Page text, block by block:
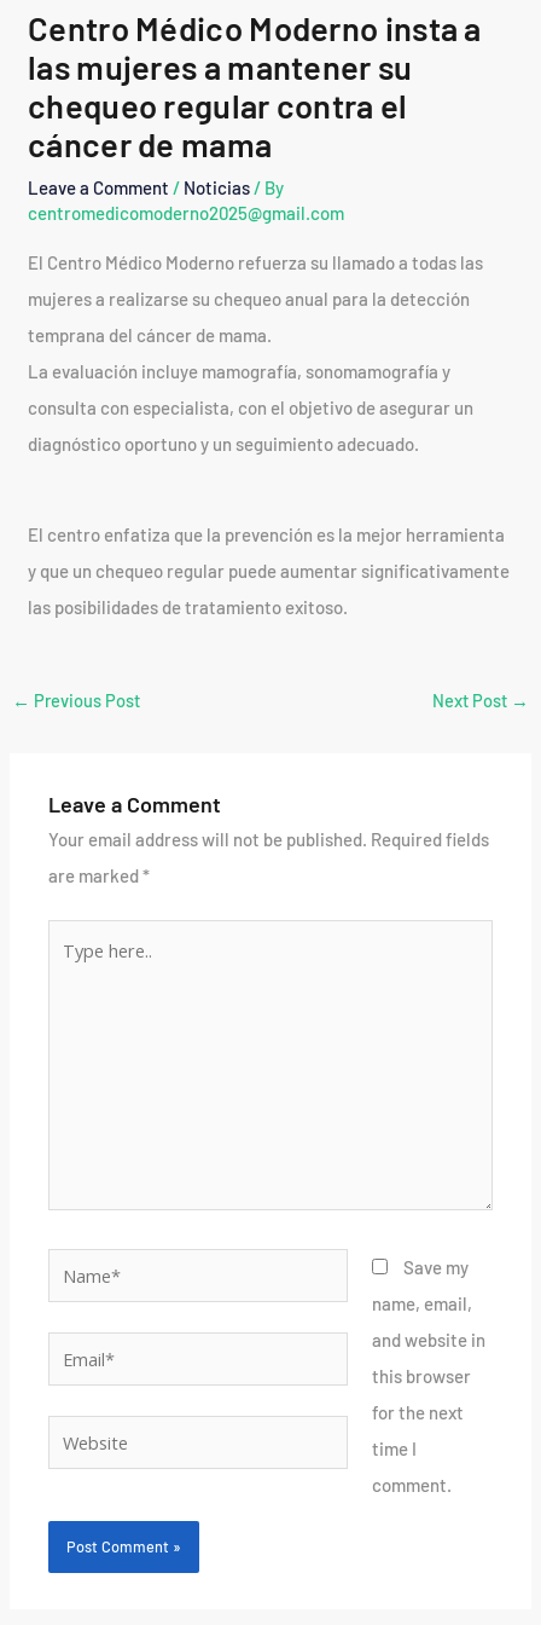
Centro Médico Moderno insta a
las mujeres a mantener su
chequeo regular contra el
cáncer de mama
Leave a Comment / Noticias/ By
centromedicomoderno2025@gmail.com
El Centro Médico Moderno refuerza su llamado a todas las
mujeres a realizarse su chequeo anual para la detección
temprana del cáncer de mama.
La evaluación incluye mamografía, sonomamografía y
consulta con especialista, con el objetivo de asegurar un
diagnóstico oportuno y un seguimiento adecuado.
El centro enfatiza que la prevención es la mejor herramienta
y que un chequeo regular puede aumentar significativamente
las posibilidades de tratamiento exitoso.
← Previous Post Next Post →
Leave a Comment
Your email address will not be published. Required fields
are marked*
Name*
Email*
Website
Save my
name, email,
and website in
this browser
for the next
time I
comment.